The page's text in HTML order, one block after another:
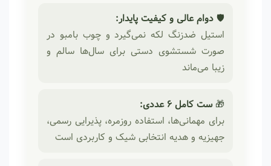
🛡️ دوام عالی و کیفیت پایدار:
استیل ضدزنگ لکه نمی‌گیرد و چوب بامبو در
صورت شستشوی دستی برای سال‌ها سالم و
زیبا می‌ماند
🎁ست کامل ۶ عددی:
برای مهمانی‌ها، استفاده روزمره، پذیرایی رسمی،
جهیزیه و هدیه‌ انتخابی شیک و کاربردی است